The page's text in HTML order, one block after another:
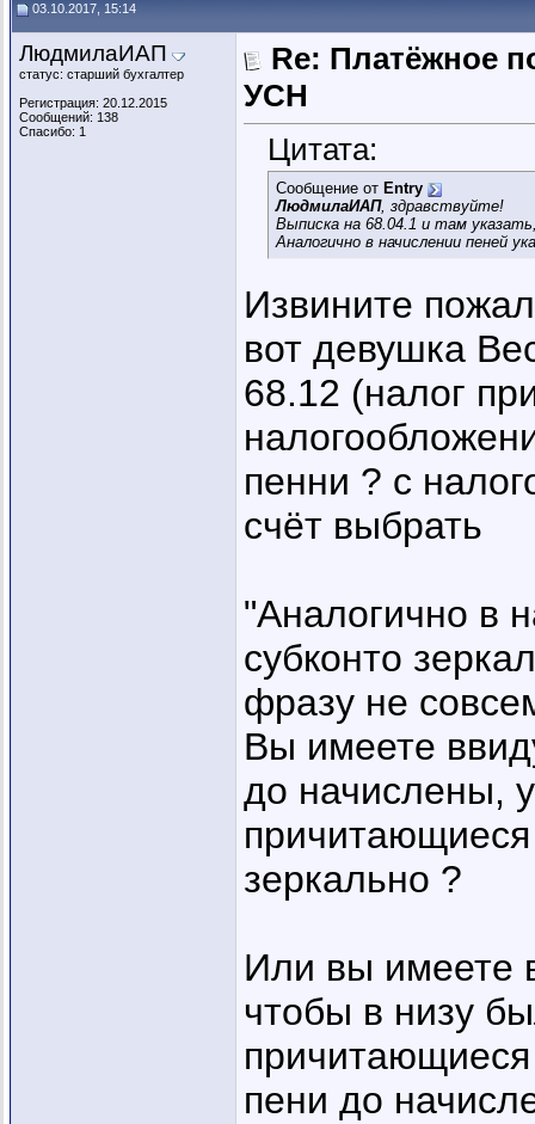
03.10.2017, 15:14
ЛюдмилаИАП
статус: старший бухгалтер
Регистрация: 20.12.2015
Сообщений: 138
Спасибо: 1
Re: Платёжное
УСН
Цитата:
Сообщение от Entry
ЛюдмилаИАП, здравствуйте!
Выписка на 68.04.1 и там
Аналогично в начислении пеней
Извините
вот девушка
68.12 (налог
пенни ? с
счёт выбрать
"Аналогично в
субконто
фразу не
Вы имеете
до начислены,
зеркально ?
Или вы имеете
чтобы в низу
пени до